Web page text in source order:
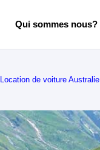
Qui sommes nous?
Location de voiture Australie